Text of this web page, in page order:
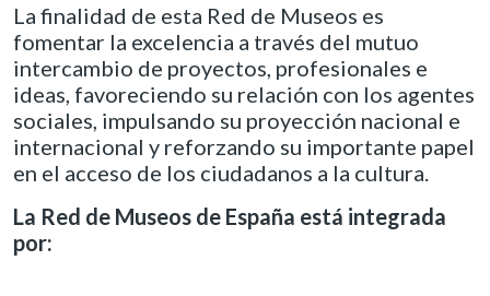
La finalidad de esta Red de Museos es
fomentar la excelencia a través del mutuo
intercambio de proyectos, profesionales e
ideas, favoreciendo su relación con los agentes
sociales, impulsando su proyección nacional e
internacional y reforzando su importante papel
en el acceso de los ciudadanos a la cultura.
La Red de Museos de España está integrada
por: